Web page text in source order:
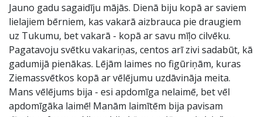
Jauno gadu sagaidīju mājās. Dienā biju kopā ar saviem
lielajiem bērniem, kas vakarā aizbrauca pie draugiem
uz Tukumu, bet vakarā - kopā ar savu mīļo cilvēku.
Pagatavoju svētku vakariņas, centos arī zivi sadabūt, kā
gadumijā pienākas. Lējām laimes no figūriņām, kuras
Ziemassvētkos kopā ar vēlējumu uzdāvināja meita.
Mans vēlējums bija - esi apdomīga nelaimē, bet vēl
apdomīgāka laimē! Manām laimītēm bija pavisam